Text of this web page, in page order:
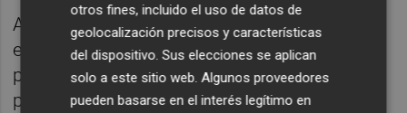
Asimismo, ha añadido que el acuerdo de
equiparación salarial era "el primer paso"
para abordar el convenio único, ya que la
plantilla "todavía depende de ocho
otros fines, incluido el uso de datos de
geolocalización precisos y características
del dispositivo. Sus elecciones se aplican
solo a este sitio web. Algunos proveedores
pueden basarse en el interés legítimo en